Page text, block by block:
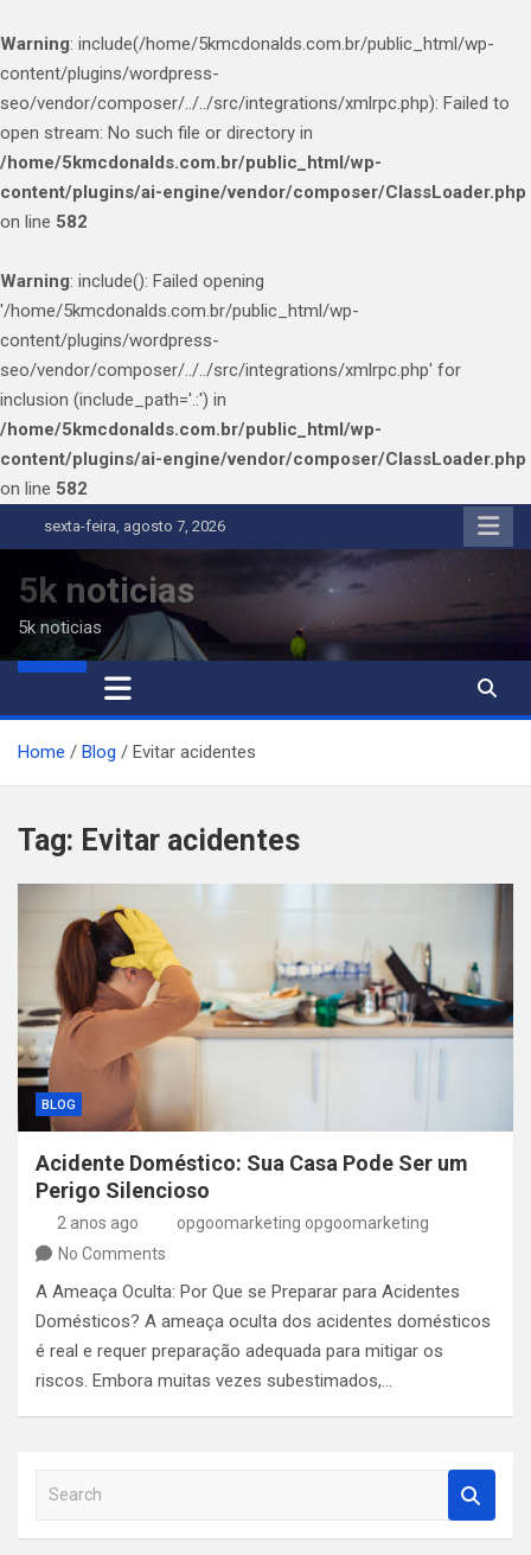
Warning: include(/home/5kmcdonalds.com.br/public_html/wp-
content/plugins/wordpress-
seo/vendor/composer/../../src/integrations/xmlrpc.php): Failed to
open stream: No such file or directory in
/home/5kmcdonalds.com.br/public_html/wp-
content/plugins/ai-engine/vendor/composer/ClassLoader.php
on line 582
Warning: include(): Failed opening
'/home/5kmcdonalds.com.br/public_html/wp-
content/plugins/wordpress-
seo/vendor/composer/../../src/integrations/xmlrpc.php' for
inclusion (include_path='.:') in
/home/5kmcdonalds.com.br/public_html/wp-
content/plugins/ai-engine/vendor/composer/ClassLoader.php
on line 582
to
content
sexta-feira, agosto 7, 2026
5k noticias
5k noticias
Home Blog Evitar acidentes
Tag: Evitar acidentes
BLOG
Acidente Doméstico: Sua Casa Pode Ser um
Perigo Silencioso
2 anos ago
opgoomarketing opgoomarketing
No Comments
A Ameaça Oculta: Por Que se Preparar para Acidentes
Domésticos? A ameaça oculta dos acidentes domésticos
é real e requer preparação adequada para mitigar os
riscos. Embora muitas vezes subestimados,…
a